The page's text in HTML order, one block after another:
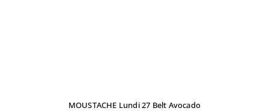
MOUSTACHE Lundi 27 Belt Avocado